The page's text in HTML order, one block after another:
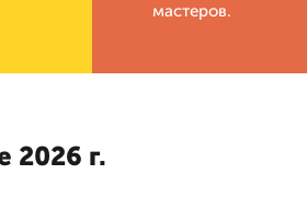
мастеров.
2026 г.